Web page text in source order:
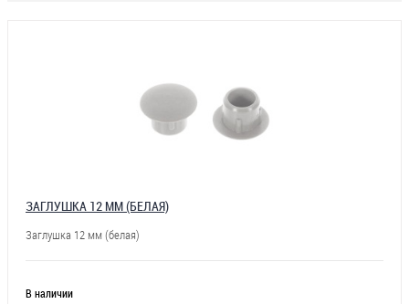
ЗАГЛУШКА 12 ММ (БЕЛАЯ)
Заглушка 12 мм (белая)
В наличии